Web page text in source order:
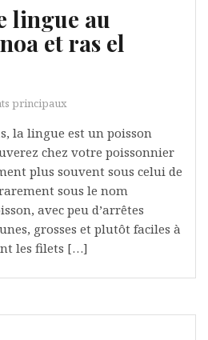
lingue au
et ras el
principaux
la lingue est un poisson
chez votre poissonnier
plus souvent sous celui de
sous le nom
avec peu d’arrêtes
grosses et plutôt faciles à
les filets […]